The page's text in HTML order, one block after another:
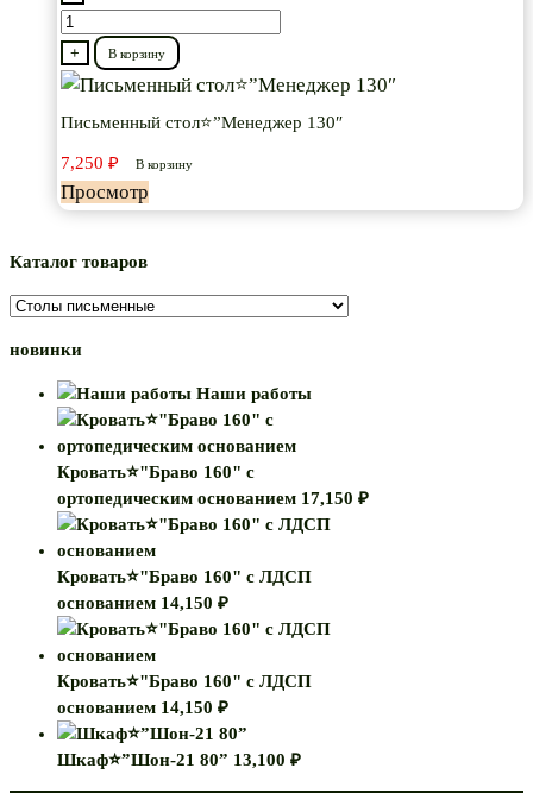
Количество
товара
Письменный
+ В корзину
Письменный стол⭐”Менеджер 130″
7,250 ₽ В корзину
Просмотр
Каталог товаров
новинки
Наши работы
Кровать⭐"Браво 160" с
ортопедическим основанием 17,150 ₽
Кровать⭐"Браво 160" с ЛДСП
основанием 14,150 ₽
Кровать⭐"Браво 160" с ЛДСП
основанием 14,150 ₽
Шкаф⭐”Шон-21 80” 13,100 ₽